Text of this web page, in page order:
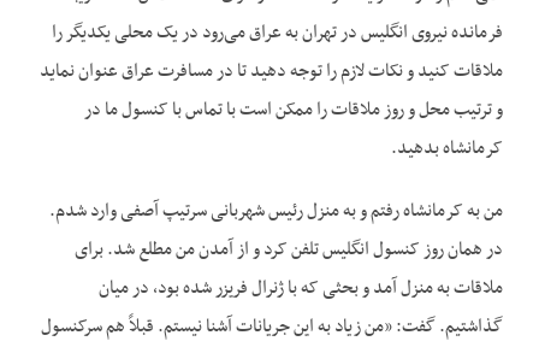
فرمانده نیروی انگلیس در تهران به عراق می‌رود در یک محلی یکدیگر را
ملاقات کنید و نکات لازم را توجه دهید تا در مسافرت عراق عنوان نماید
و ترتیب محل و روز ملاقات را ممکن است با تماس با کنسول ما در
کرمانشاه بدهید.
من به کرمانشاه رفتم و به منزل رئیس شهربانی سرتیپ آصفی وارد شدم.
در همان روز کنسول انگلیس تلفن کرد و از آمدن من مطلع شد. برای
ملاقات به منزل آمد و بحثی که با ژنرال فریزر شده بود، در میان
گذاشتیم. گفت: «من زیاد به این جریانات آشنا نیستم. قبلاً هم سرکنسول